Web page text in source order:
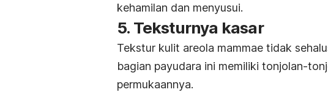
kehamilan dan menyusui.
5. Teksturnya kasar
Tekstur kulit areola mammae tidak
bagian payudara ini memiliki tonjolan-
permukaannya.